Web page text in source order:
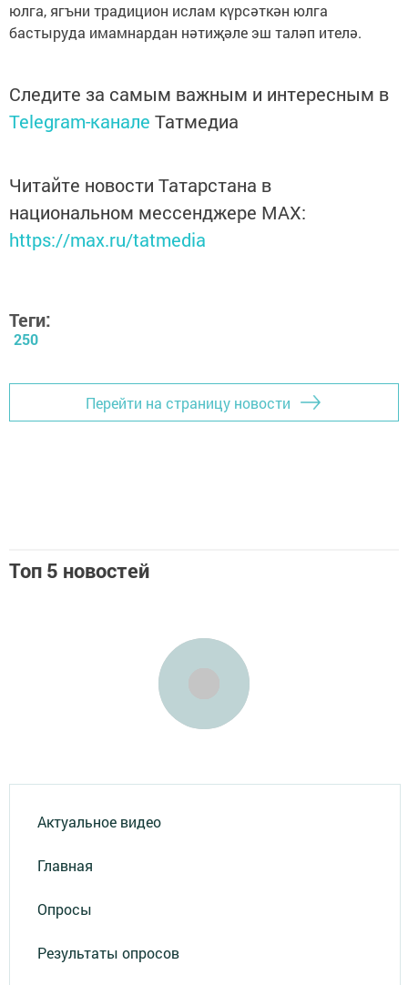
юлга, ягъни традицион ислам күрсәткән юлга
бастыруда имамнардан нәтиҗәле эш таләп ителә.
Следите за самым важным и интересным в
Telegram-канале Татмедиа
Читайте новости Татарстана в
национальном мессенджере MАХ:
https://max.ru/tatmedia
Теги:
250
Перейти на страницу новости
Топ 5 новостей
Актуальное видео
Главная
Опросы
Результаты опросов